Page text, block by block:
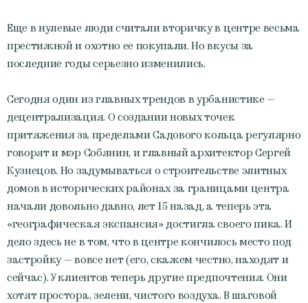
Еще в нулевые люди считали вторичку в центре весьма
престижной и охотно ее покупали. Но вкусы за
последние годы серьезно изменились.
Сегодня один из главных трендов в урбанистике —
децентрализация. О создании новых точек
притяжения за пределами Садового кольца регулярно
говорят и мэр Собянин, и главный архитектор Сергей
Кузнецов. Но задумываться о строительстве элитных
домов в исторических районах за границами центра
начали довольно давно, лет 15 назад, а теперь эта
«географическая экспансия» достигла своего пика. И
дело здесь не в том, что в центре кончилось место под
застройку — вовсе нет (его, скажем честно, находят и
сейчас). У клиентов теперь другие предпочтения. Они
хотят простора, зелени, чистого воздуха. В шаговой